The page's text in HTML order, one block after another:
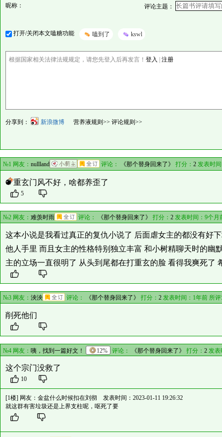
昵称： 评论主题：
打开/关闭本文嗑糖功能 嗑到了 kswl
根据国家相关法律法规规定，请您先登入后再发言！ 登入 | 注册
分享到： 新浪微博 营养液规则>> 评论规则>>
№1 网友： nullland 评论： 《那个替身回来了》 打分：2 发表时
重玄门风不好，啥都养歪了
5
№2 网友： 难羡时雨 评论： 《那个替身回来了》 打分： 2 发表时间：9个月
这本小说是我看过真正的复仇小说了 后面虐女主的都没有好
他人手里 而且女主的性格特别独立丰富 和小树精聊天时的幽
主的立场一直很明了 从头到尾都在打重玄的脸 看得我爽死了
№3 网友： 泱泱 评论： 《那个替身回来了》 打分： 2 发表时间：1年前 所
削死他们
№4 网友： 咦，找到一篇好文！ 12% 评论： 《那个替身回来了》 打分： 2 发
这个宗门没救了
10
[1楼] 网友： 金盆什么时候扣在刘彻 发表时间：2023-01-11 19:26:32
就这群有害垃圾还是上界支柱呢，呕死了要